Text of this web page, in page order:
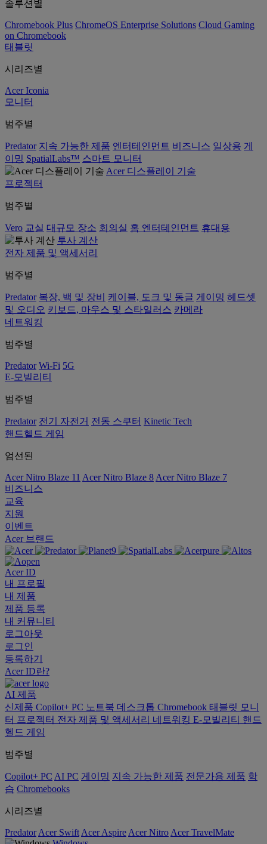
솔루션별
Chromebook Plus ChromeOS Enterprise Solutions Cloud Gaming
on Chromebook
태블릿
시리즈별
Acer Iconia
모니터
범주별
Predator 지속 가능한 제품 엔터테인먼트 비즈니스 일상용 게
이밍 SpatialLabs™ 스마트 모니터
Acer 디스플레이 기술
프로젝터
범주별
Vero 교실 대규모 장소 회의실 홈 엔터테인먼트 휴대용
투사 계산
전자 제품 및 액세서리
범주별
Predator 복장, 백 및 장비 케이블, 도크 및 동글 게이밍 헤드셋
및 오디오 키보드, 마우스 및 스타일러스 카메라
네트워킹
범주별
Predator Wi-Fi 5G
E-모빌리티
범주별
Predator 전기 자전거 전동 스쿠터 Kinetic Tech
핸드헬드 게임
엄선된
Acer Nitro Blaze 11 Acer Nitro Blaze 8 Acer Nitro Blaze 7
비즈니스
교육
지원
이벤트
Acer 브랜드
Acer ID
내 프로필
내 제품
제품 등록
내 커뮤니티
로그아웃
로그인
등록하기
Acer ID란?
AI 제품
신제품 Copilot+ PC 노트북 데스크톱 Chromebook 태블릿 모니
터 프로젝터 전자 제품 및 액세서리 네트워킹 E-모빌리티 핸드
헬드 게임
범주별
Copilot+ PC AI PC 게이밍 지속 가능한 제품 전문가용 제품 학
습 Chromebooks
시리즈별
Predator Acer Swift Acer Aspire Acer Nitro Acer TravelMate